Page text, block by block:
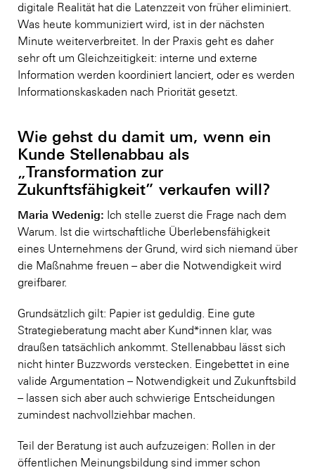
digitale Realität hat die Latenzzeit von früher eliminiert.
Was heute kommuniziert wird, ist in der nächsten
Minute weiterverbreitet. In der Praxis geht es daher
sehr oft um Gleichzeitigkeit: interne und externe
Information werden koordiniert lanciert, oder es werden
Informationskaskaden nach Priorität gesetzt.
Wie gehst du damit um, wenn ein
Kunde Stellenabbau als
„Transformation zur
Zukunftsfähigkeit” verkaufen will?
Maria Wedenig: Ich stelle zuerst die Frage nach dem
Warum. Ist die wirtschaftliche Überlebensfähigkeit
eines Unternehmens der Grund, wird sich niemand über
die Maßnahme freuen – aber die Notwendigkeit wird
greifbarer.
Grundsätzlich gilt: Papier ist geduldig. Eine gute
Strategieberatung macht aber Kund*innen klar, was
draußen tatsächlich ankommt. Stellenabbau lässt sich
nicht hinter Buzzwords verstecken. Eingebettet in eine
valide Argumentation – Notwendigkeit und Zukunftsbild
– lassen sich aber auch schwierige Entscheidungen
zumindest nachvollziehbar machen.
Teil der Beratung ist auch aufzuzeigen: Rollen in der
öffentlichen Meinungsbildung sind immer schon